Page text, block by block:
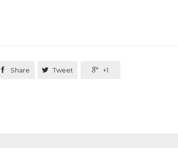
 Share  Tweet  +1